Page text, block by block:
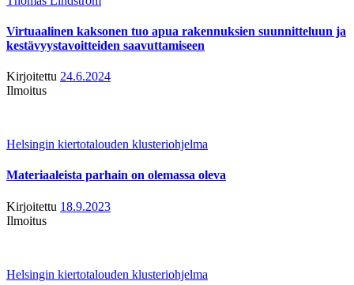
Virtuaalinen kaksonen tuo apua rakennuksien suunnitteluun ja
kestävyystavoitteiden saavuttamiseen
Kirjoitettu 24.6.2024
Ilmoitus
Helsingin kiertotalouden klusteriohjelma
Materiaaleista parhain on olemassa oleva
Kirjoitettu 18.9.2023
Ilmoitus
Helsingin kiertotalouden klusteriohjelma